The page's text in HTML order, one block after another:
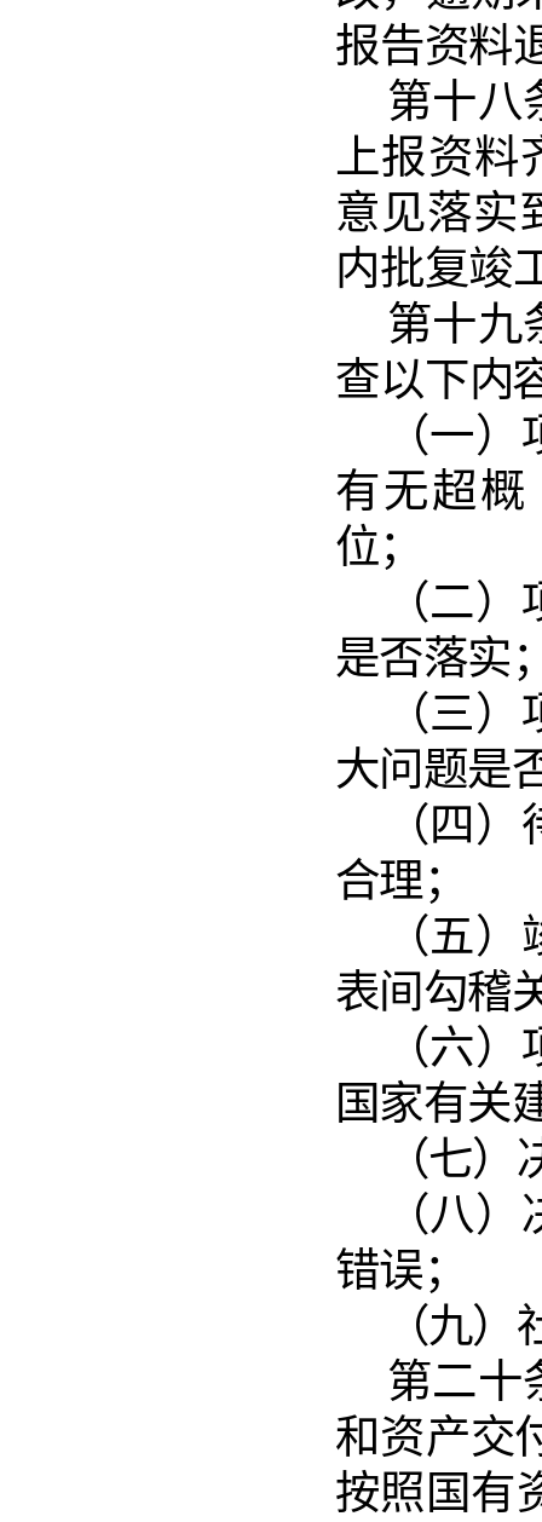
报告资料
第十八
上报资料
意见落实
内批复竣
第十九
查以下内
（一
有无超概
位；
（二
是否落实
（三
大问题是
（四
合理；
（五
表间勾稽
（六
国家有关
（七
（八
错误；
（九
第二十
和资产交
按照国有